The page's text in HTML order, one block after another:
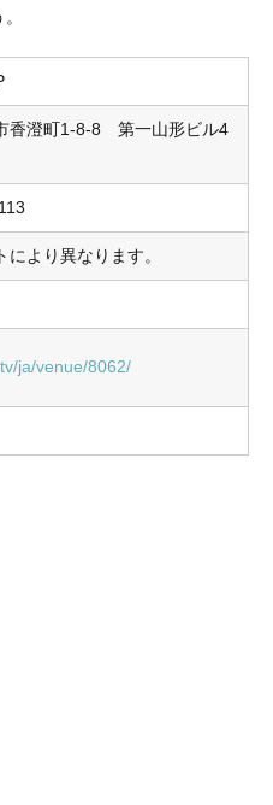
香澄町1-8-8 第一山形ビル4
により異なります。
ja/venue/8062/